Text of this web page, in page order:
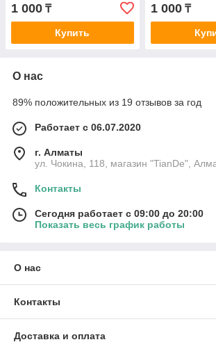
1 000 ₸
Купить
1 000₸
О нас
89% положительных из 19 отзывов за год
Работает с 06.07.2020
г. Алматы
ул. Чокина, 118, магазин "TianDe",
Контакты
Сегодня работает с 09:00 до 20:00
Показать весь график работы
О нас
Контакты
Доставка и оплата